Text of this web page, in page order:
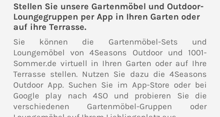
Stellen Sie unsere Gartenmöbel und Outdoor-
Loungegruppen per App in Ihren Garten oder
auf ihre Terrasse.
Sie können die Gartenmöbel-Sets und
Loungemöbel von 4Seasons Outdoor und 1001-
Sommer.de virtuell in Ihren Garten oder auf Ihre
Terrasse stellen. Nutzen Sie dazu die 4Seasons
Outdoor App. Suchen Sie im App-Store oder bei
Google play nach 4SO und probieren Sie die
verschiedenen Gartenmöbel-Gruppen oder